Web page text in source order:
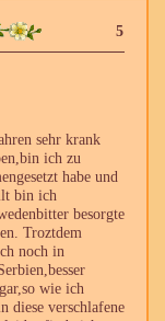
5
sehr krank
ich zu
habe und
bin ich
besorgte
Troztdem
noch in
wie ich
diese verschlafene